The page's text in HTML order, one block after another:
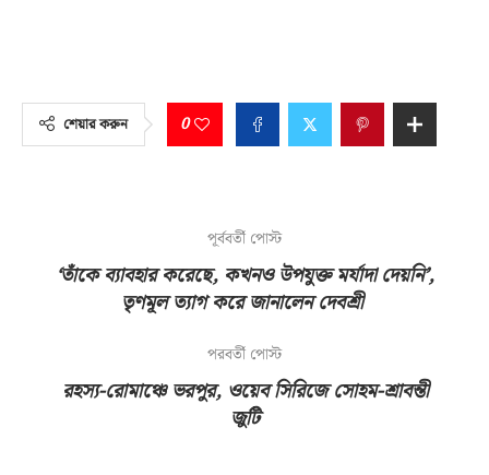
শেয়ার করুন 0
পূর্ববর্তী পোস্ট
‘তাঁকে ব্যাবহার করেছে, কখনও উপযুক্ত মর্যাদা দেয়নি’,
তৃণমূল ত্যাগ করে জানালেন দেবশ্রী
পরবর্তী পোস্ট
রহস্য-রোমাঞ্চে ভরপুর, ওয়েব সিরিজে সোহম-শ্রাবন্তী
জুটি